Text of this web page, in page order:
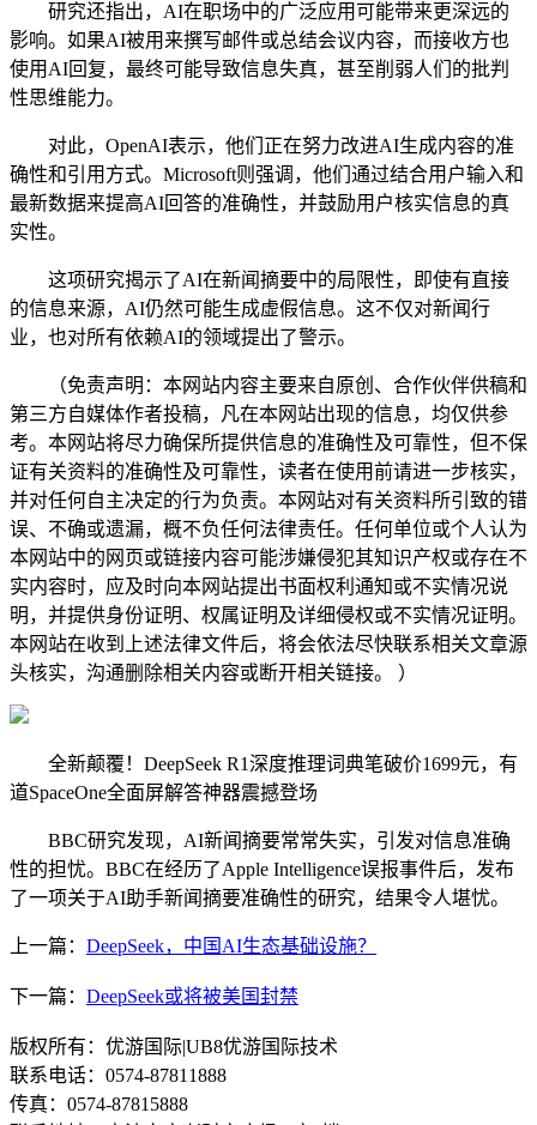
研究还指出，AI在职场中的广泛应用可能带来更深远的
影响。如果AI被用来撰写邮件或总结会议内容，而接收方也
使用AI回复，最终可能导致信息失真，甚至削弱人们的批判
性思维能力。
对此，OpenAI表示，他们正在努力改进AI生成内容的准
确性和引用方式。Microsoft则强调，他们通过结合用户输入和
最新数据来提高AI回答的准确性，并鼓励用户核实信息的真
实性。
这项研究揭示了AI在新闻摘要中的局限性，即使有直接
的信息来源，AI仍然可能生成虚假信息。这不仅对新闻行
业，也对所有依赖AI的领域提出了警示。
（免责声明：本网站内容主要来自原创、合作伙伴供稿和
第三方自媒体作者投稿，凡在本网站出现的信息，均仅供参
考。本网站将尽力确保所提供信息的准确性及可靠性，但不保
证有关资料的准确性及可靠性，读者在使用前请进一步核实，
并对任何自主决定的行为负责。本网站对有关资料所引致的错
误、不确或遗漏，概不负任何法律责任。任何单位或个人认为
本网站中的网页或链接内容可能涉嫌侵犯其知识产权或存在不
实内容时，应及时向本网站提出书面权利通知或不实情况说
明，并提供身份证明、权属证明及详细侵权或不实情况证明。
本网站在收到上述法律文件后，将会依法尽快联系相关文章源
头核实，沟通删除相关内容或断开相关链接。 ）
全新颠覆！DeepSeek R1深度推理词典笔破价1699元，有
道SpaceOne全面屏解答神器震撼登场
BBC研究发现，AI新闻摘要常常失实，引发对信息准确
性的担忧。BBC在经历了Apple Intelligence误报事件后，发布
了一项关于AI助手新闻摘要准确性的研究，结果令人堪忧。
上一篇： DeepSeek，中国AI生态基础设施？
下一篇： DeepSeek或将被美国封禁
版权所有：优游国际|UB8优游国际技术
联系电话：0574-87811888
传真：0574-87815888